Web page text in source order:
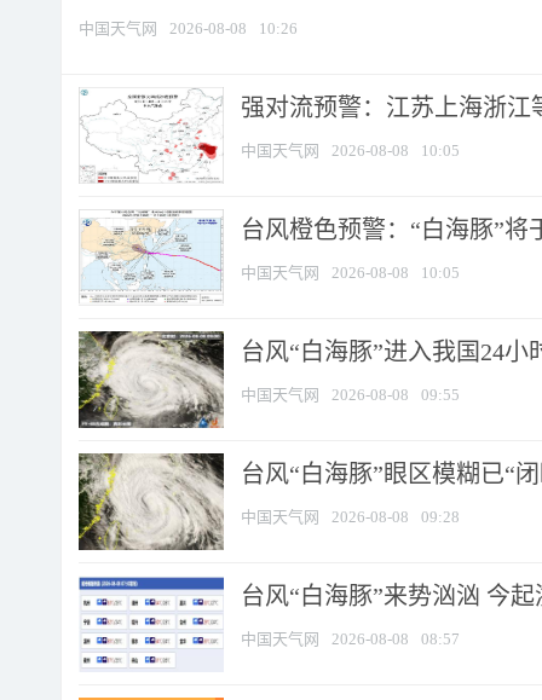
中国天气网 2026-08-08 10:26
强对流预警：江苏上海浙江
中国天气网 2026-08-08 10:05
台风橙色预警：“白海豚”将
中国天气网 2026-08-08 10:05
台风“白海豚”进入我国24
中国天气网 2026-08-08 09:55
台风“白海豚”眼区模糊已“
中国天气网 2026-08-08 09:28
台风“白海豚”来势汹汹 今
中国天气网 2026-08-08 08:57